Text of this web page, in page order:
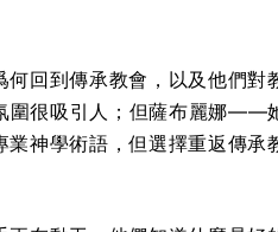
回到傳承教會，以及他們
圍很吸引人；但薩布麗娜
神學術語，但選擇重返傳承